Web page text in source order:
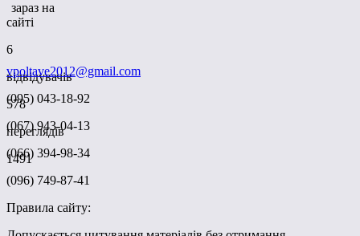
зараз на
сайті
6
відвідувачів
578
переглядів
1491
vpoltave2012@gmail.com
(095) 043-18-92
(067) 943-04-13
(066) 394-98-34
(096) 749-87-41
Правила сайту: